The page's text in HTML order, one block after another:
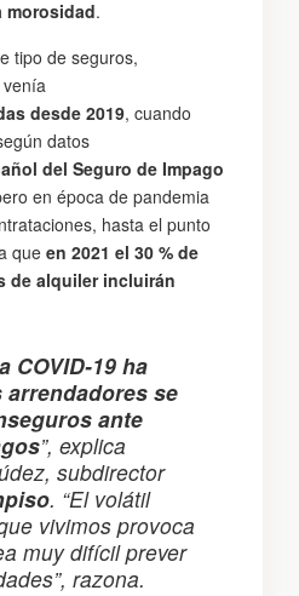
morosidad.
tipo de seguros,
desde 2019, cuando
datos
del Seguro de Impago
en época de pandemia
hasta el punto
queen 2021 el 30 % de
de alquiler incluirán
COVID-19 ha
se
ante
”, explica
subdirector
. “El volátil
vivimos provoca
muy difícil prever
razona.